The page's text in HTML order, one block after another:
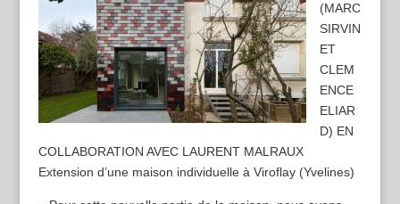
(MARC
SIRVIN
ET
CLEM
ENCE
ELIAR
D) EN
COLLABORATION AVEC LAURENT MALRAUX
Extension d’une maison individuelle à Viroflay (Yvelines)